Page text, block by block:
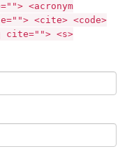
<acronym
<cite> <code>
cite=""> <s>